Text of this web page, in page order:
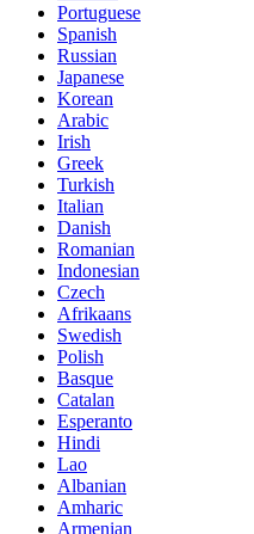
Portuguese
Spanish
Russian
Japanese
Korean
Arabic
Irish
Greek
Turkish
Italian
Danish
Romanian
Indonesian
Czech
Afrikaans
Swedish
Polish
Basque
Catalan
Esperanto
Hindi
Lao
Albanian
Amharic
Armenian